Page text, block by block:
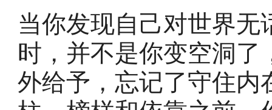
当你发现自己对世界
时，并不是你变空洞
外给予，忘记了守住